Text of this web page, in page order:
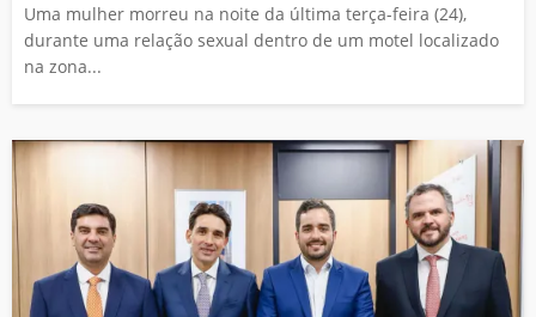
Uma mulher morreu na noite da última terça-feira (24),
durante uma relação sexual dentro de um motel localizado
na zona...